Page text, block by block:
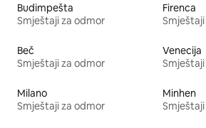
Budimpešta
Smještaji za odmor
Firenca
Beč
Smještaji za odmor
Venecija
Milano
Smještaji za odmor
Minhen